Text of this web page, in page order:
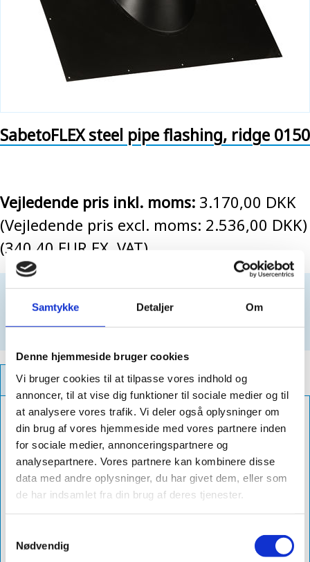
Samtykke Detaljer Om
Denne hjemmeside bruger cookies
Vi bruger cookies til at tilpasse vores indhold og
annoncer, til at vise dig funktioner til sociale medier og til
at analysere vores trafik. Vi deler også oplysninger om
din brug af vores hjemmeside med vores partnere inden
for sociale medier, annonceringspartnere og
analysepartnere. Vores partnere kan kombinere disse
data med andre oplysninger, du har givet dem, eller som
de har indsamlet fra din brug af deres tjenester.
Nødvendig
SabetoFLEX steel pipe flashing, ridge 0150
Vejledende pris inkl. moms: 3.170,00 DKK
(Vejledende pris excl. moms: 2.536,00 DKK)
(340,40 EUR EX. VAT)
You have to be
logged into buy this product.
Create login
PRODUCT INFORMATION
Color
sort
Roof Ridge
15°
Diameter
ø150
Db Number 2065703
Delivery
10-12 dage
Product
sabetoflex stål inddækning til kip ø150